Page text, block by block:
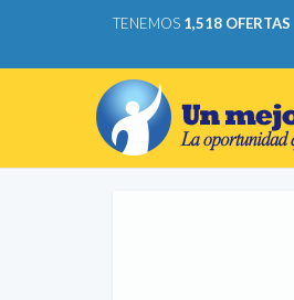
TENEMOS 1,518 OFERTAS